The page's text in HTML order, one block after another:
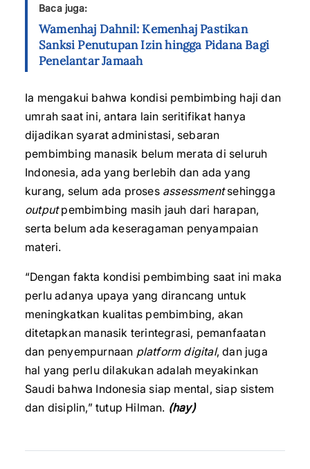
Baca juga:
Wamenhaj Dahnil: Kemenhaj Pastikan
Sanksi Penutupan Izin hingga Pidana Bagi
Penelantar Jamaah
Ia mengakui bahwa kondisi pembimbing haji dan
umrah saat ini, antara lain seritifikat hanya
dijadikan syarat administasi, sebaran
pembimbing manasik belum merata di seluruh
Indonesia, ada yang berlebih dan ada yang
kurang, selum ada proses assessmentsehingga
outputpembimbing masih jauh dari harapan,
serta belum ada keseragaman penyampaian
materi.
“Dengan fakta kondisi pembimbing saat ini maka
perlu adanya upaya yang dirancang untuk
meningkatkan kualitas pembimbing, akan
ditetapkan manasik terintegrasi, pemanfaatan
dan penyempurnaan platform digital, dan juga
hal yang perlu dilakukan adalah meyakinkan
Saudi bahwa Indonesia siap mental, siap sistem
dan disiplin,” tutup Hilman. (hay)